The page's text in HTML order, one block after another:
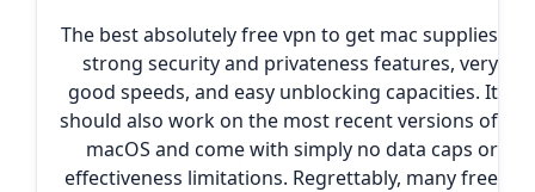
The best absolutely free vpn to get mac supplies
strong security and privateness features, very
good speeds, and easy unblocking capacities. It
should also work on the most recent versions of
macOS and come with simply no data caps or
effectiveness limitations. Regrettably, many free